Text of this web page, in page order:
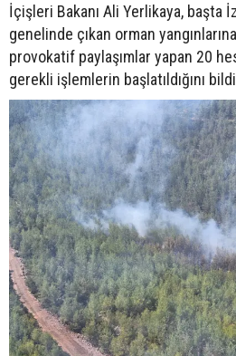
İçişleri Bakanı Ali Yerlikaya, başta
genelinde çıkan orman
provokatif paylaşımlar yapan 20
gerekli işlemlerin başlatıldığını